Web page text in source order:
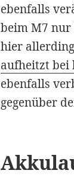
ebenfalls
beim M7 nur
hier
aufheitzt bei
ebenfalls
gegenüber